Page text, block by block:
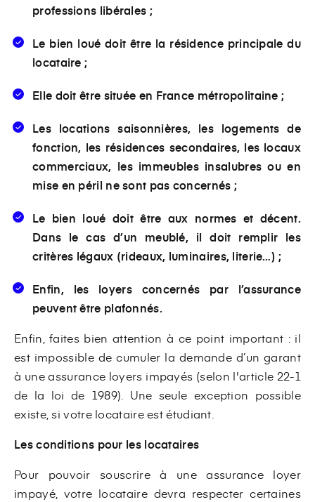
professions libérales ;
Le bien loué doit être la résidence principale du
locataire ;
Elle doit être située en France métropolitaine ;
Les locations saisonnières, les logements de
fonction, les résidences secondaires, les locaux
commerciaux, les immeubles insalubres ou en
mise en péril ne sont pas concernés ;
Le bien loué doit être aux normes et décent.
Dans le cas d’un meublé, il doit remplir les
critères légaux (rideaux, luminaires, literie…) ;
Enfin, les loyers concernés par l’assurance
peuvent être plafonnés.
Enfin, faites bien attention à ce point important : il
est impossible de cumuler la demande d’un garant
à une assurance loyers impayés (selon l'article 22-1
de la loi de 1989). Une seule exception possible
existe, si votre locataire est étudiant.
Les conditions pour les locataires
Pour pouvoir souscrire à une assurance loyer
impayé, votre locataire devra respecter certaines